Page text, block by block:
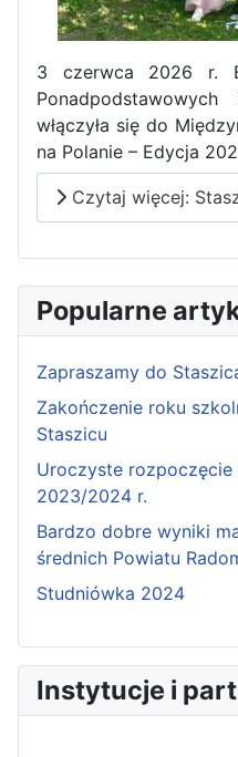
w Portugalii za
3 czerwca 2026 r.
włączyła się do
na Polanie – Edycja
Czytaj więcej:
Popularne
Zapraszamy do
Zakończenie roku
Staszicu
Uroczyste
2023/2024 r.
Bardzo dobre wyniki
średnich Powiatu
Studniówka 2024
Instytucje i